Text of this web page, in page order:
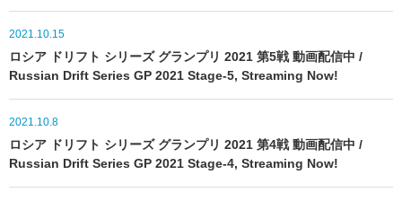
2021.10.15
ロシア ドリフト シリーズ グランプリ 2021 第5戦 動画配信中 /
Russian Drift Series GP 2021 Stage-5, Streaming Now!
2021.10.8
ロシア ドリフト シリーズ グランプリ 2021 第4戦 動画配信中 /
Russian Drift Series GP 2021 Stage-4, Streaming Now!